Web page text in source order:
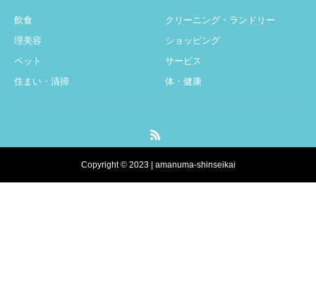
飲食
クリーニング・ランドリー
理美容
ショッピング
ペット
サービス
住まい・清掃
体・健康
Copyright © 2023 | amanuma-shinseikai